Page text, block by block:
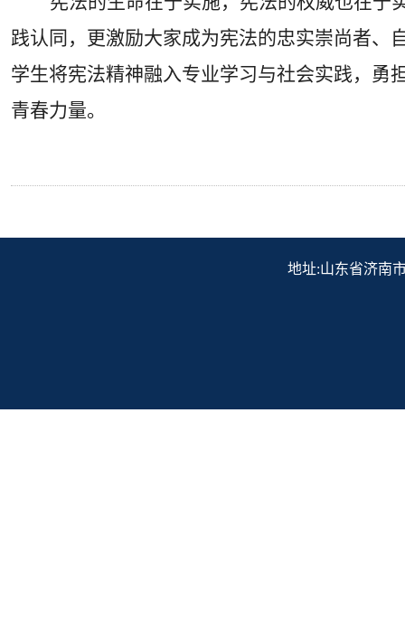
践认同，更激励大家成为宪法的忠实崇尚者、
学生将宪法精神融入专业学习与社会实践，勇
青春力量。
地址:山东省济南